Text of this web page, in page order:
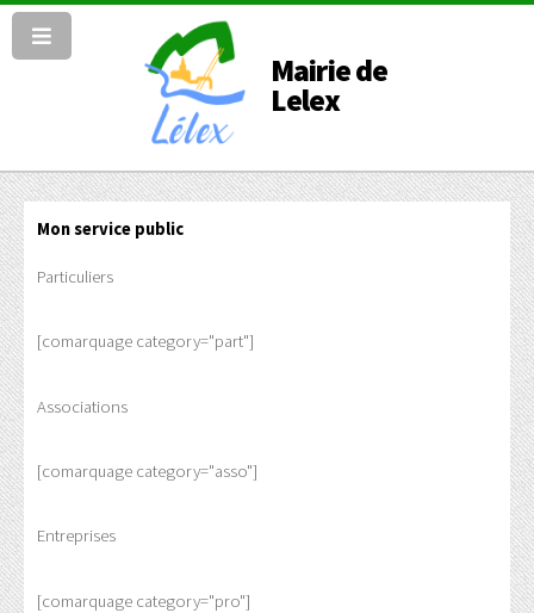
Mairie de
Lelex
Mon service public
Particuliers
[comarquage category="part"]
Associations
[comarquage category="asso"]
Entreprises
[comarquage category="pro"]